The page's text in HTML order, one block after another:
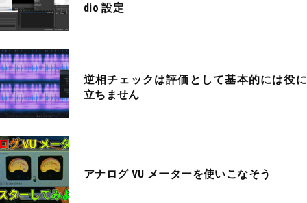
dio 設定
逆相チェックは評価として基本的には役に
立ちません
アナログ VU メーターを使いこなそう